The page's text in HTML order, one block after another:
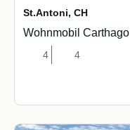
St.Antoni, CH
Wohnmobil Carthago
4 4